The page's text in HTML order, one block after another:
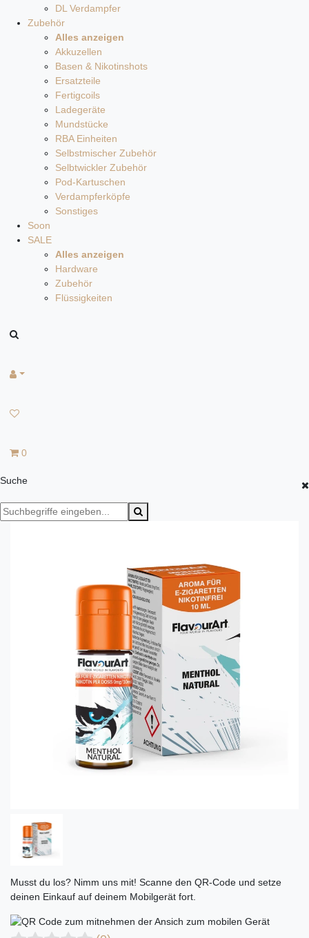
DL Verdampfer
Zubehör
Alles anzeigen
Akkuzellen
Basen & Nikotinshots
Ersatzteile
Fertigcoils
Ladegeräte
Mundstücke
RBA Einheiten
Selbstmischer Zubehör
Selbtwickler Zubehör
Pod-Kartuschen
Verdampferköpfe
Sonstiges
Soon
SALE
Alles anzeigen
Hardware
Zubehör
Flüssigkeiten
0
Suche
Musst du los? Nimm uns mit! Scanne den QR-Code und setze
deinen Einkauf auf deinem Mobilgerät fort.